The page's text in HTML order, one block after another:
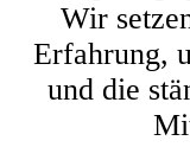
Wir
Erfahrung,
und die